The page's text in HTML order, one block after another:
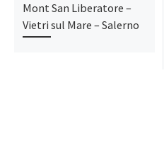
Mont San Liberatore –
Vietri sul Mare – Salerno